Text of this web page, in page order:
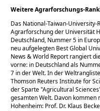
Weitere Agrarforschungs-
Das National-Taiwan-University-
Agrarforschung der Universität
Deutschland, Nummer 5 in
neu aufgelegten Best Global
News & World Report rangiert
vorne: in Deutschland als
7 in der Welt. In der
Thomson Reuters Institute for
der Sparte Agricultural Sciences
gesamten Welt. Davon kommen
Hohenheim: Prof. Dr. Klaus